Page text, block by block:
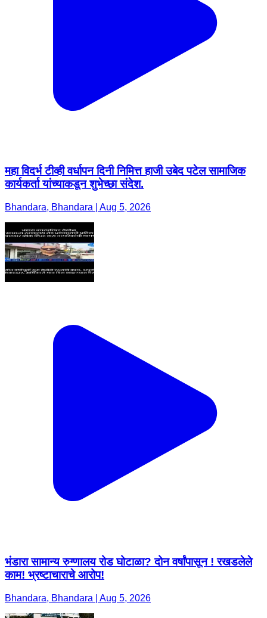
महा विदर्भ टीव्ही वर्धापन दिनी निमित्त हाजी उबेद पटेल सामाजिक
कार्यकर्ता यांच्याकडून शुभेच्छा संदेश.
Bhandara, Bhandara | Aug 5, 2026
भंडारा सामान्य रुग्णालय रोड घोटाळा? दोन वर्षांपासून ! रखडलेले
काम! भ्रष्टाचाराचे आरोप!
Bhandara, Bhandara | Aug 5, 2026